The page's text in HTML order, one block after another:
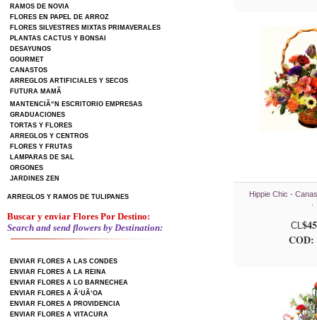
RAMOS DE NOVIA
FLORES EN PAPEL DE ARROZ
FLORES SILVESTRES MIXTAS PRIMAVERALES
PLANTAS CACTUS Y BONSAI
DESAYUNOS
GOURMET
CANASTOS
ARREGLOS ARTIFICIALES Y SECOS
FUTURA MAMÃ
MANTENCIÃ“N ESCRITORIO EMPRESAS
GRADUACIONES
TORTAS Y FLORES
ARREGLOS Y CENTROS
FLORES Y FRUTAS
LAMPARAS DE SAL
ORGONES
JARDINES ZEN
ARREGLOS Y RAMOS DE TULIPANES
Buscar y enviar Flores Por Destino:
Search and send flowers by Destination:
ENVIAR FLORES A LAS CONDES
ENVIAR FLORES A LA REINA
ENVIAR FLORES A LO BARNECHEA
ENVIAR FLORES A Ã‘UÃ‘OA
ENVIAR FLORES A PROVIDENCIA
ENVIAR FLORES A VITACURA
Hippie Chic -
CL
COD: